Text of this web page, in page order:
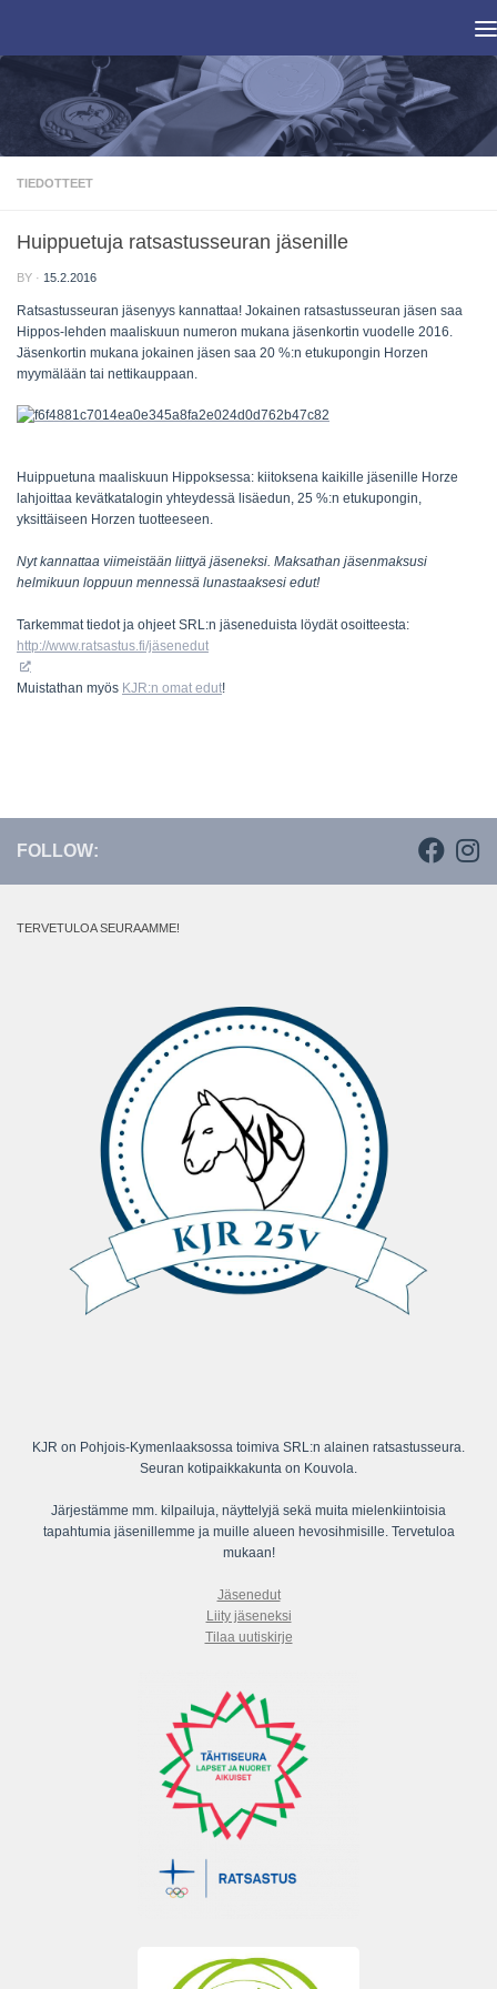
TIEDOTTEET
Huippuetuja ratsastusseuran jäsenille
BY · 15.2.2016
Ratsastusseuran jäsenyys kannattaa! Jokainen ratsastusseuran jäsen saa
Hippos-lehden maaliskuun numeron mukana jäsenkortin vuodelle 2016.
Jäsenkortin mukana jokainen jäsen saa 20 %:n etukupongin Horzen
myymälään tai nettikauppaan.
Huippuetuna maaliskuun Hippoksessa: kiitoksena kaikille jäsenille Horze
lahjoittaa kevätkatalogin yhteydessä lisäedun, 25 %:n etukupongin,
yksittäiseen Horzen tuotteeseen.
Nyt kannattaa viimeistään liittyä jäseneksi. Maksathan jäsenmaksusi
helmikuun loppuun mennessä lunastaaksesi edut!
Tarkemmat tiedot ja ohjeet SRL:n jäseneduista löydät osoitteesta:
http://www.ratsastus.fi/jäsenedut
Muistathan myös KJR:n omat edut!
FOLLOW:
TERVETULOA SEURAAMME!
KJR on Pohjois-Kymenlaaksossa toimiva SRL:n alainen ratsastusseura.
Seuran kotipaikkakunta on Kouvola.
Järjestämme mm. kilpailuja, näyttelyjä sekä muita mielenkiintoisia
tapahtumia jäsenillemme ja muille alueen hevosihmisille. Tervetuloa
mukaan!
Jäsenedut
Liity jäseneksi
Tilaa uutiskirje